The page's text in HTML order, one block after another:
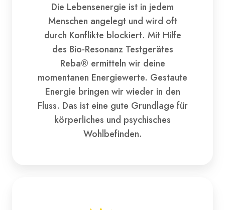
Die Lebensenergie ist in jedem
Menschen angelegt und wird oft
durch Konflikte blockiert. Mit Hilfe
des Bio-Resonanz Testgerätes
Reba® ermitteln wir deine
momentanen Energiewerte. Gestaute
Energie bringen wir wieder in den
Fluss. Das ist eine gute Grundlage für
körperliches und psychisches
Wohlbefinden.